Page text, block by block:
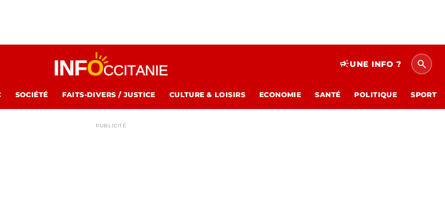
campaignUNE INFO ? search
SOCIÉTÉ FAITS-DIVERS / JUSTICE CULTURE & LOISIRS ECONOMIE SANTÉ POLITIQUE SPORT
PUBLICITÉ